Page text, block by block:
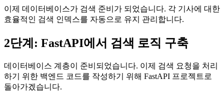
이제 데이터베이스가 검색 준비가 되었습니다. 각 기사에 대한
효율적인 검색 인덱스를 자동으로 유지 관리합니다.
2단계: FastAPI에서 검색 로직 구축
데이터베이스 계층이 준비되었습니다. 이제 검색 요청을 처리
하기 위한 백엔드 코드를 작성하기 위해 FastAPI 프로젝트로
돌아가겠습니다.